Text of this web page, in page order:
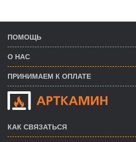
ПОМОЩЬ
О НАС
ПРИНИМАЕМ К ОПЛАТЕ
КАК СВЯЗАТЬСЯ